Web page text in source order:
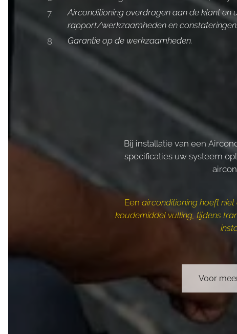
Airconditioning overdragen aan de klant en
rapport/werkzaamheden en
Garantie op de werkzaamheden.
Bij installatie van een
specificaties uw systeem
Een airconditioning hoeft
koudemiddel vulling, tijdens
Voor